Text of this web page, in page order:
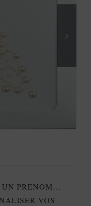
PRENOM…
VOS